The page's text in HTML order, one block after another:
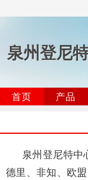
泉州登尼
首页 产品
泉州登尼特中
德里、非知、欧